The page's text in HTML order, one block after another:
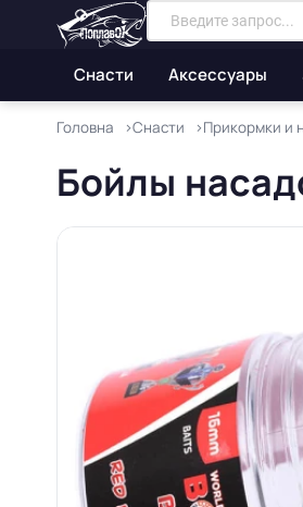
Снасти Аксессуары
Головна Снасти Прикормки и
Бойлы